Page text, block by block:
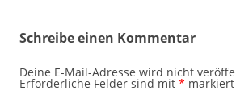
Schreibe einen Kommentar
Deine E-Mail-Adresse wird nicht
Erforderliche Felder sind mit * markiert